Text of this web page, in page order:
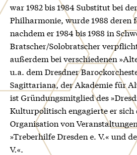
war 1982 bis 1984 Substitut bei
Philharmonie, wurde 1988 deren
nachdem er 1984 bis 1988 in
Bratscher/Solobratscher
außerdem bei verschiedenen
u.a. dem Dresdner
Sagittariana, der Akademie für
ist Gründungsmitglied des
Kulturpolitisch engagierte er sich
Organisation von
»Treberhilfe Dresden e. V.« und
V.«.